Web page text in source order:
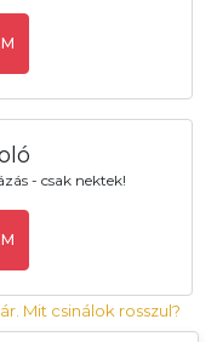
- csak nektek!
Mit csinálok rosszul?